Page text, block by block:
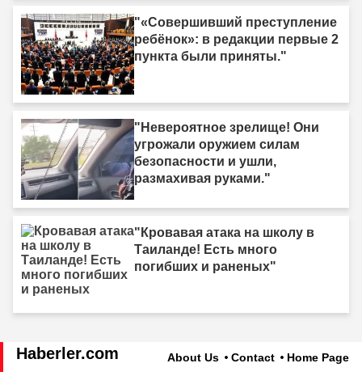
"«Совершивший преступление
ребёнок»: в редакции первые 2
пункта были приняты."
"Невероятное зрелище! Они
угрожали оружием силам
безопасности и ушли,
размахивая руками."
"Кровавая атака на школу в
Таиланде! Есть много
погибших и раненых"
Haberler.com About Us Contact Home Page